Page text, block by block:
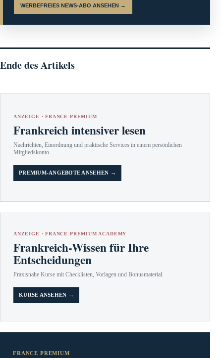
WERBEFREIES NEWS-ABO ANSEHEN →
Ende des Artikels
ANZEIGE · FRANCE PREMIUM
Frankreich intensiver lesen
Nachrichten, Einordnung und praktische Services in einem persönlichen
Mitgliedskonto.
PREMIUM-ANGEBOTE ANSEHEN →
ANZEIGE · FRANCE PREMIUM ACADEMY
Frankreich-Wissen für Ihre
Entscheidungen
Praxisnahe Kurse mit Checklisten, Vorlagen und Bonusmaterial.
KURSE ANSEHEN →
FRANCE PREMIUM